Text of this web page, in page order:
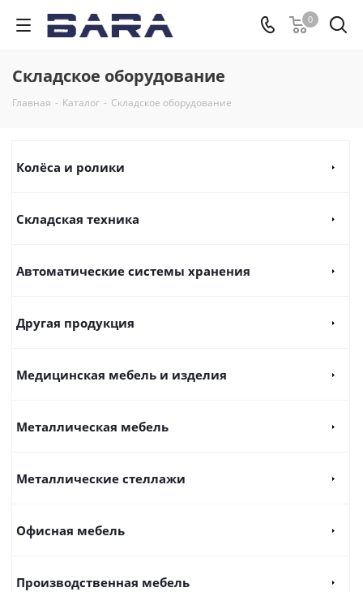
0
Складское оборудование
Главная - Каталог - Складское оборудование
Колёса и ролики
Складская техника
Автоматические системы хранения
Другая продукция
Медицинская мебель и изделия
Металлическая мебель
Металлические стеллажи
Офисная мебель
Производственная мебель